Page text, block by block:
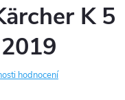
K 5
hodnocení